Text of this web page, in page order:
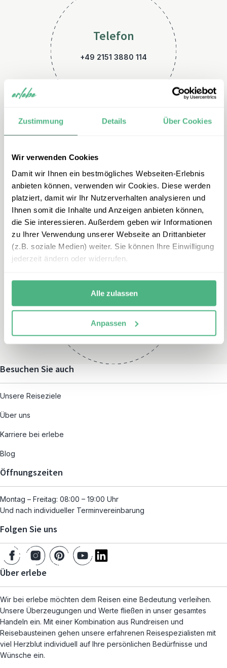
Zustimmung Details Über Cookies
Wir verwenden Cookies
Damit wir Ihnen ein bestmögliches Webseiten-Erlebnis
anbieten können, verwenden wir Cookies. Diese werden
platziert, damit wir Ihr Nutzerverhalten analysieren und
Ihnen somit die Inhalte und Anzeigen anbieten können,
die Sie interessieren. Außerdem geben wir Informationen
zu Ihrer Verwendung unserer Webseite an Drittanbieter
(z.B. soziale Medien) weiter. Sie können Ihre Einwilligung
jederzeit ändern oder widerrufen.
Alle zulassen
Anpassen
Telefon
+49 2151 3880 114
E-Mail
costarica@erlebe.de
Montag – Freitag:
und nach individueller
Terminvereinbarung
Besuchen Sie auch
Unsere Reiseziele
Über uns
Karriere bei erlebe
Blog
Öffnungszeiten
Montag – Freitag: 08:00 – 19:00 Uhr
Und nach individueller Terminvereinbarung
Folgen Sie uns
Über erlebe
Wir bei erlebe möchten dem Reisen eine Bedeutung verleihen.
Unsere Überzeugungen und Werte fließen in unser gesamtes
Handeln ein. Mit einer Kombination aus Rundreisen und
Reisebausteinen gehen unsere erfahrenen Reisespezialisten mit
viel Herzblut individuell auf Ihre persönlichen Bedürfnisse und
Wünsche ein.